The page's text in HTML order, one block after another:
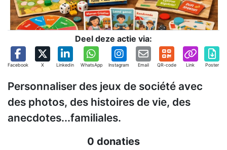
Deel deze actie via:
Facebook X Linkedin WhatsApp Instagram Email QR-code Link Poster
Personnaliser des jeux de société avec
des photos, des histoires de vie, des
anecdotes...familiales.
0 donaties